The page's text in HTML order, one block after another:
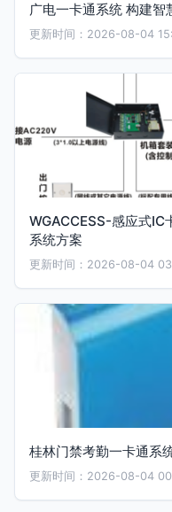
广电一卡通系统 构建智
更新时间：2026-08-04
WGACCESS-感应式IC
系统方案
更新时间：2026-08-04
桂林门禁考勤一卡通系
更新时间：2026-08-04